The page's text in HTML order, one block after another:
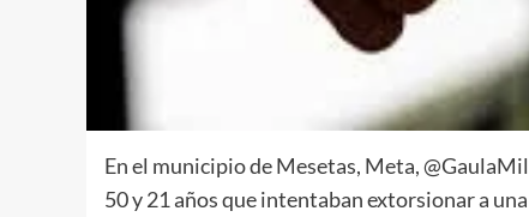
En el municipio de Mesetas, Meta,
50 y 21 años que intentaban extorsionar a